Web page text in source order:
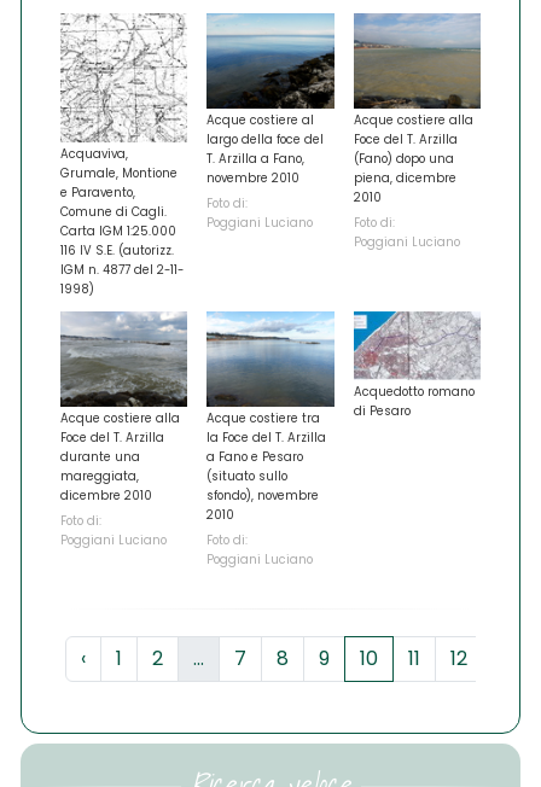
Acquaviva,
Grumale, Montione
e Paravento,
Comune di Cagli.
Carta IGM 1:25.000
116 IV S.E. (autorizz.
IGM n. 4877 del 2-11-
1998)
Acque costiere al
largo della foce del
T. Arzilla a Fano,
novembre 2010
Foto di:
Poggiani Luciano
Acque costiere alla
Foce del T. Arzilla
(Fano) dopo una
piena, dicembre
2010
Foto di:
Poggiani Luciano
Acque costiere alla
Foce del T. Arzilla
durante una
mareggiata,
dicembre 2010
Foto di:
Poggiani Luciano
Acque costiere tra
la Foce del T. Arzilla
a Fano e Pesaro
(situato sullo
sfondo), novembre
2010
Foto di:
Poggiani Luciano
Acquedotto romano
di Pesaro
‹ 1 2 ... 7 8 9 10 11 12